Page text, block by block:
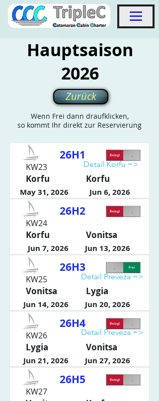
Hauptsaison
2026
Zurück
Wenn Frei dann draufklicken,
so kommt Ihr direkt zur Reservierung
Detail Korfu =>
KW23
26H1
Korfu Korfu
May 31, 2026 Jun 6, 2026
KW24
26H2
Korfu Vonitsa
Jun 7, 2026 Jun 13, 2026
KW25
26H3
Vonitsa Lygia
Jun 14, 2026 Jun 20, 2026
KW26
26H4
Lygia Vonitsa
Jun 21, 2026 Jun 27, 2026
KW27
26H5
Detail Preveza =>
Detail Preveza =>
Detail Korfu =>